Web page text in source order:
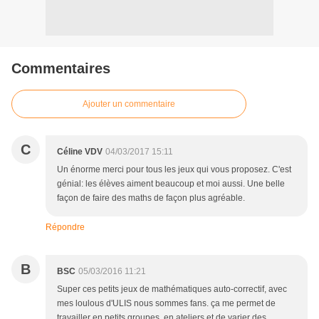
Commentaires
Ajouter un commentaire
C Céline VDV 04/03/2017 15:11
Un énorme merci pour tous les jeux qui vous proposez. C'est
génial: les élèves aiment beaucoup et moi aussi. Une belle
façon de faire des maths de façon plus agréable.
Répondre
B BSC 05/03/2016 11:21
Super ces petits jeux de mathématiques auto-correctif, avec
mes loulous d'ULIS nous sommes fans. ça me permet de